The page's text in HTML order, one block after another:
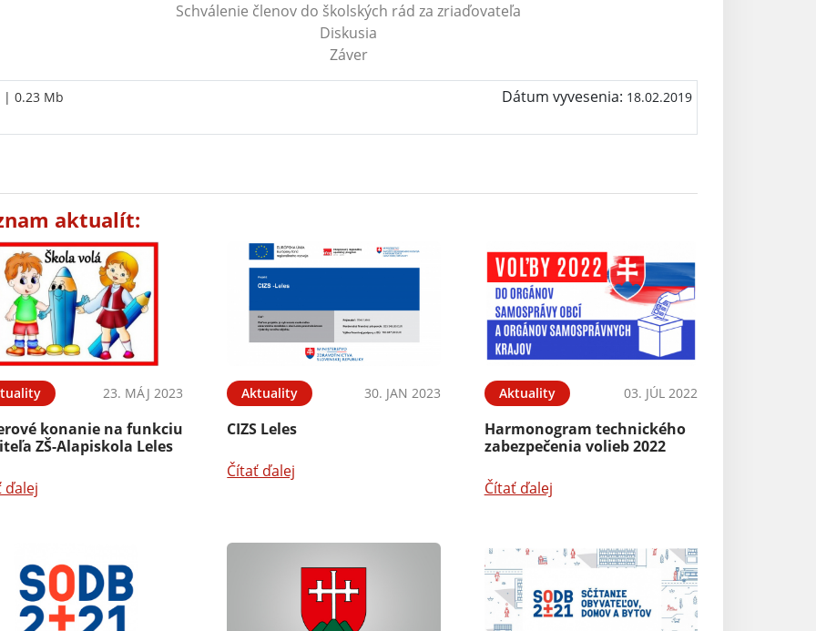
Schválenie členov do školských rád za zriaďovateľa
Diskusia
Záver
| 0.23 Mb Dátum vyvesenia: 18.02.2019
aktualít:
23. MÁJ 2023
konanie na funkciu
ZŠ-Alapiskola Leles
ďalej
Aktuality 30. JAN 2023
CIZS Leles
Čítať ďalej
Aktuality 03. JÚL 2022
Harmonogram technického
zabezpečenia volieb 2022
Čítať ďalej